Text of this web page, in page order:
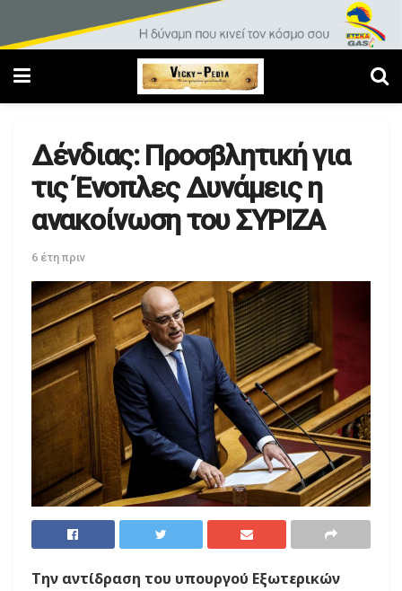
Δένδιας: Προσβλητική για
τις Ένοπλες Δυνάμεις η
ανακοίνωση του ΣΥΡΙΖΑ
6 έτη πριν
Την αντίδραση του υπουργού Εξωτερικών